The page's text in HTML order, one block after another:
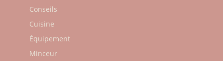
Conseils
Cuisine
Équipement
Minceur